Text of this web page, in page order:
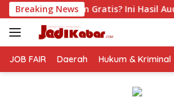
Langsung
ke
konten
Breaking News
Ini Hasil Audiensinya
JOB FAIR Daerah Hukum & Kriminal